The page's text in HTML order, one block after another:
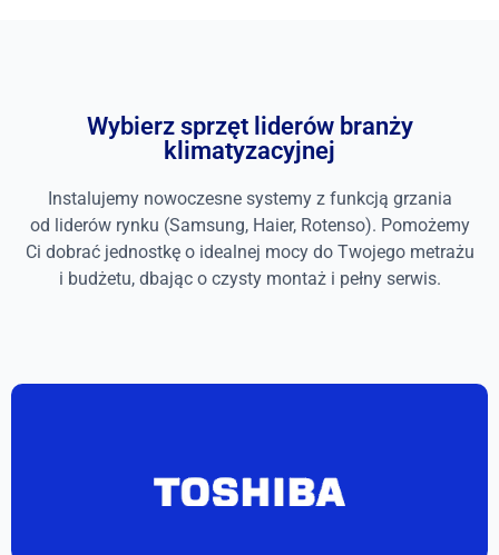
Wybierz sprzęt liderów branży
klimatyzacyjnej
Instalujemy nowoczesne systemy z funkcją grzania
od liderów rynku (Samsung, Haier, Rotenso). Pomożemy
Ci dobrać jednostkę o idealnej mocy do Twojego metrażu
i budżetu, dbając o czysty montaż i pełny serwis.